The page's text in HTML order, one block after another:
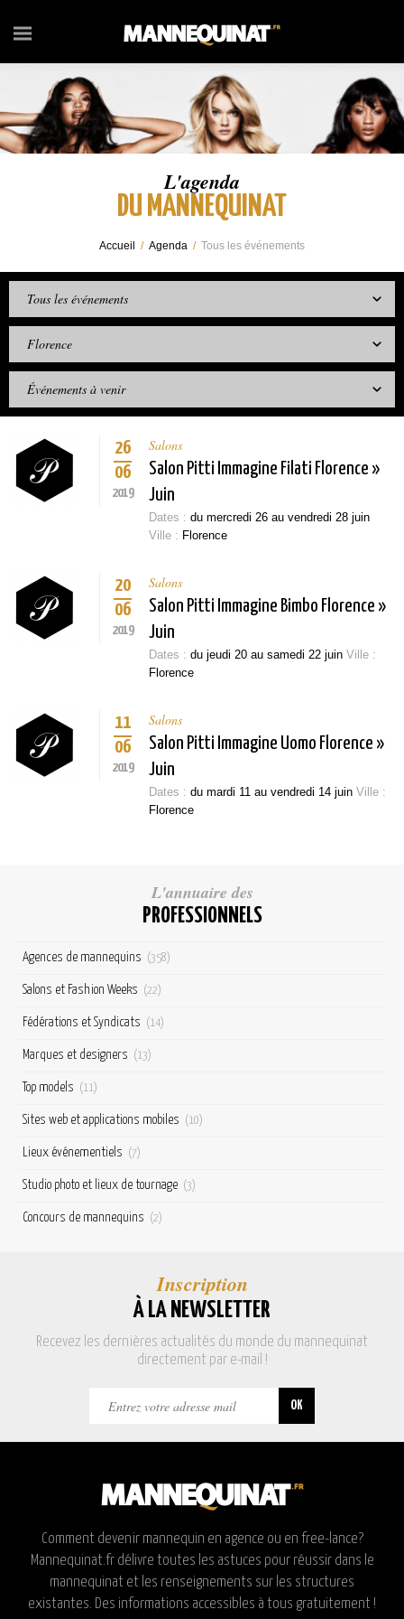
L'agenda
DU MANNEQUINAT
Accueil / Agenda / Tous les événements
Tous les événements
Florence
Événements à venir
26
06
2019
Salons
Salon Pitti Immagine Filati Florence »
Juin
Dates : du mercredi 26 au vendredi 28 juin
Ville : Florence
20
06
2019
Salons
Salon Pitti Immagine Bimbo Florence »
Juin
Dates : du jeudi 20 au samedi 22 juin Ville :
Florence
11
06
2019
Salons
Salon Pitti Immagine Uomo Florence »
Juin
Dates : du mardi 11 au vendredi 14 juin Ville :
Florence
L'annuaire des
PROFESSIONNELS
Agences de mannequins (358)
Salons et Fashion Weeks (22)
Fédérations et Syndicats (14)
Marques et designers (13)
Top models (11)
Sites web et applications mobiles (10)
Lieux événementiels (7)
Studio photo et lieux de tournage (3)
Concours de mannequins (2)
Inscription
À LA NEWSLETTER
Recevez les dernières actualités du monde du mannequinat
directement par e-mail !
Comment devenir mannequin en agence ou en free-lance?
Mannequinat.fr délivre toutes les astuces pour réussir dans le
mannequinat et les renseignements sur les structures
existantes. Des informations accessibles à tous gratuitement !